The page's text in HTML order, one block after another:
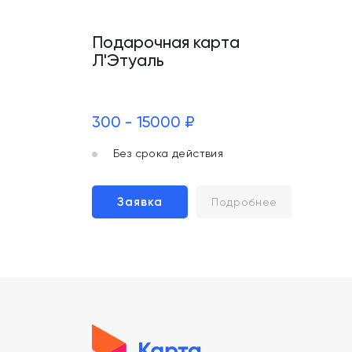
Подарочная карта
Л'Этуаль
300 - 15000 ₽
Без срока действия
Заявка Подробнее